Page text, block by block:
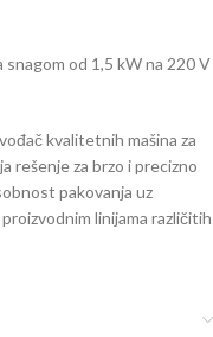
snagom od 1,5 kW na 220 V
kvalitetnih mašina za
rešenje za brzo i precizno
pakovanja uz
linijama različitih